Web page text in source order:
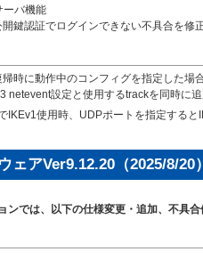
ーバ機能
開鍵認証でログインできない不具合を修
時に動作中のコンフィグを指定した場
netevent設定と使用するtrackを同時に追
IKEv1使用時、UDPポートを指定すると
ェアVer9.12.20（2025/8/20
ンでは、以下の仕様変更・追加、不具合